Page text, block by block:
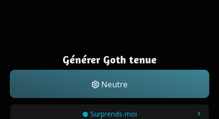
Générer Goth tenue
Neutre
Surprends-moi